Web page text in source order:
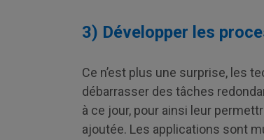
3) Développer les
Ce n’est plus une surprise, les
débarrasser des tâches
à ce jour, pour ainsi leur
ajoutée. Les applications sont